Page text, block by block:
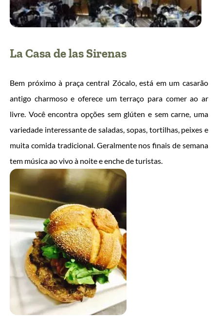
La Casa de las Sirenas
Bem próximo à praça central Zócalo, está em um casarão
antigo charmoso e oferece um terraço para comer ao ar
livre. Você encontra opções sem glúten e sem carne, uma
variedade interessante de saladas, sopas, tortilhas, peixes e
muita comida tradicional. Geralmente nos finais de semana
tem música ao vivo à noite e enche de turistas.